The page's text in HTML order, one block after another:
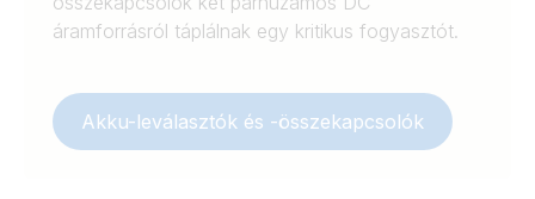
áramforrásról táplálnak egy kritikus fogyasztót.
Akku-leválasztók és -összekapcsolók